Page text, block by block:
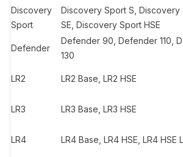
Discovery
Sport
Discovery Sport S, Discovery
SE, Discovery Sport HSE
Defender
Defender 90, Defender 110,
130
LR2 LR2 Base, LR2 HSE
LR3 LR3 Base, LR3 HSE
LR4 LR4 Base, LR4 HSE, LR4 HSE